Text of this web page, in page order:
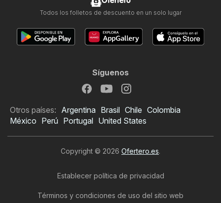
Todos los folletos de descuento en un solo lugar
Síguenos
Otros países: Argentina Brasil Chile Colombia
México Perú Portugal United States
Copyright © 2026 Ofertero.es.
Establecer política de privacidad
Términos y condiciones de uso del sitio web